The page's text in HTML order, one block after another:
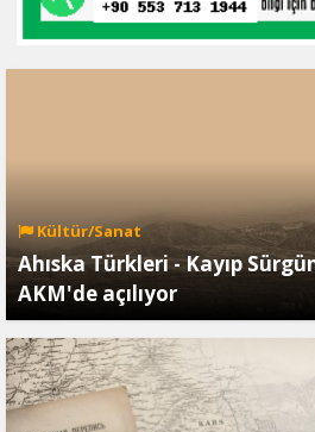
Kültür/Sanat
Ahıska Türkleri - Kayıp
AKM'de açılıyor